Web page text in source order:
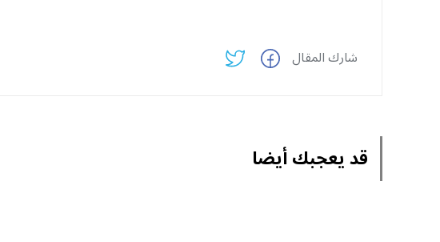
شارك المقال
قد يعجبك أيضا